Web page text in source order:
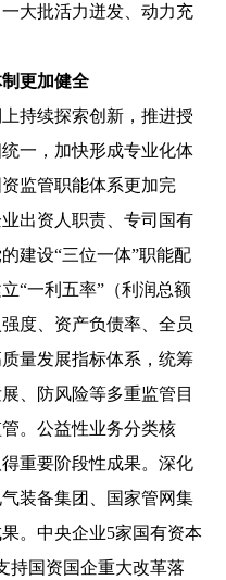
大批活力迸发、动力充
更加健全
持续探索创新，推进授
一，加快形成专业化体
监管职能体系更加完
出资人职责、专司国有
建设“三位一体”职能配
“一利五率”（利润总额
度、资产负债率、全员
量发展指标体系，统筹
、防风险等多重监管目
。公益性业务分类核
重要阶段性成果。深化
装备集团、国家管网集
。中央企业5家国有资本
持国资国企重大改革落